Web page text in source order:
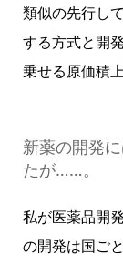
類似の先行し
する方式と開
乗せる原価積
新薬の開発
たが……。
私が医薬品開
の開発は国ご